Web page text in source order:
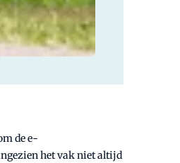
de e-
het vak niet altijd